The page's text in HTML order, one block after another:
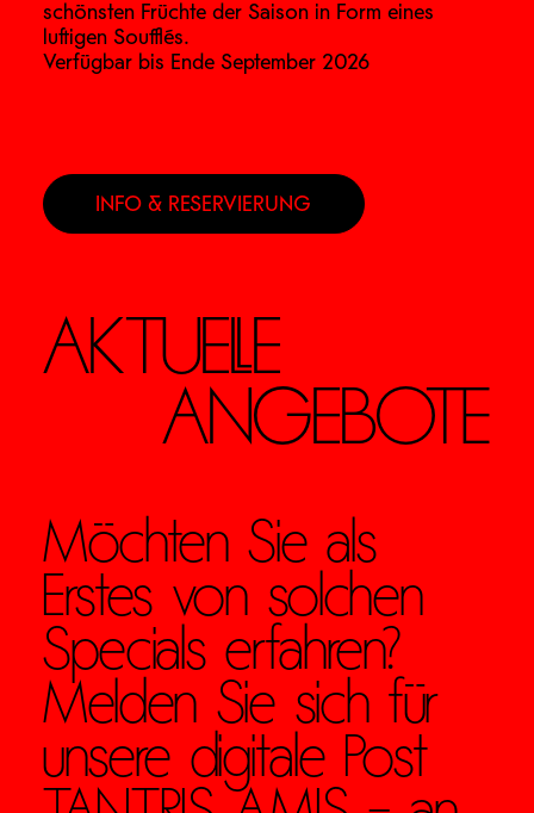
schönsten Früchte der Saison in Form eines
luftigen Soufflés.
Verfügbar bis Ende September 2026
INFO & RESERVIERUNG
AKTUELLE
ANGEBOTE
Möchten Sie als
Erstes von solchen
Specials erfahren?
Melden Sie sich für
unsere digitale Post